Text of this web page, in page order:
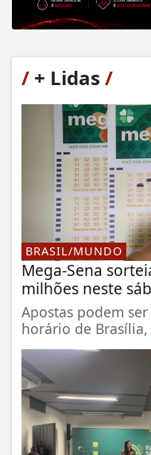
/ + Lidas /
BRASIL/MUNDO
Mega-Sena
milhões neste
Apostas podem
horário de